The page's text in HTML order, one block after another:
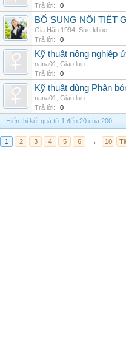
Trả lời:
0
BỔ SUNG NỘI TIẾT
Gia Hân 1994 Sức khỏe
Trả lời:
0
Kỹ thuật nông nghiệp
nana01
Giao lưu
Trả lời:
0
Kỹ thuật dùng Phân
nana01
Giao lưu
Trả lời:
0
Hiển thị kết quả từ 1 đến 20 của 200
1 2 3 4 5 6 → 10